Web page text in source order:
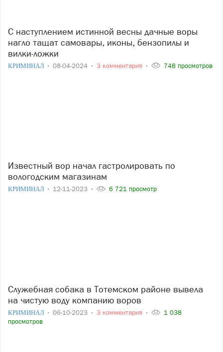
С наступлением истинной весны дачные воры
нагло тащат самовары, иконы, бензопилы и
вилки-ложки
КРИМИНАЛ 08-04-2024 3 комментария 748 просмотров
Известный вор начал гастролировать по
вологодским магазинам
КРИМИНАЛ 12-11-2023 6 721 просмотр
Служебная собака в Тотемском районе вывела
на чистую воду компанию воров
КРИМИНАЛ 06-10-2023 3 комментария
1 038
просмотров